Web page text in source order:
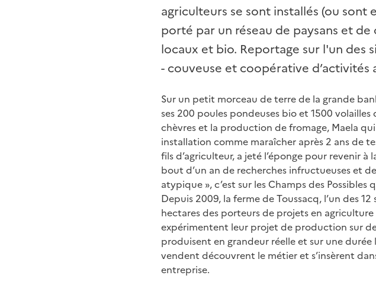
agriculteurs se sont installés (ou sont
porté par un réseau de paysans et
locaux et bio. Reportage sur l'un des
- couveuse et coopérative d’activités
Sur un petit morceau de terre de la grande
ses 200 poules pondeuses bio et 1500 volailles
chèvres et la production de fromage, Maela
installation comme maraîcher après 2 ans de
fils d’agriculteur, a jeté l’éponge pour revenir
bout d’un an de recherches infructueuses et
atypique », c’est sur les Champs des
Depuis 2009, la ferme de Toussacq, l’un des
hectares des porteurs de projets en
expérimentent leur projet de production sur
produisent en grandeur réelle et sur une
vendent découvrent le métier et s’insèrent
entreprise.